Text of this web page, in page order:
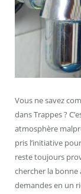
Vous ne savez
dans Trappes ?
atmosphère
pris l’initiative
reste toujours
chercher la bonne
demandes en un